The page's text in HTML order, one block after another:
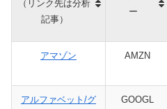
（リンク先は分析
記事）
ー
アマゾン AMZN
アルファベット/グ
GOOGL